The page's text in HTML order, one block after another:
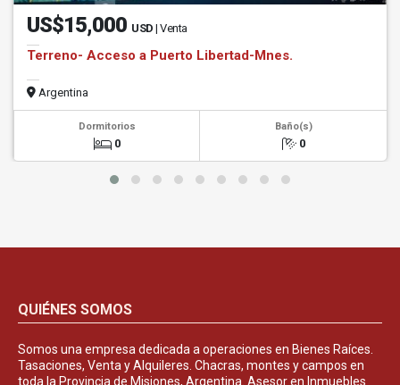
US$15,000 USD | Venta
Terreno- Acceso a Puerto Libertad-Mnes.
Argentina
Dormitorios
0
Baño(s)
0
QUIÉNES SOMOS
Somos una empresa dedicada a operaciones en Bienes Raíces.
Tasaciones, Venta y Alquileres. Chacras, montes y campos en
toda la Provincia de Misiones, Argentina. Asesor en Inmuebles